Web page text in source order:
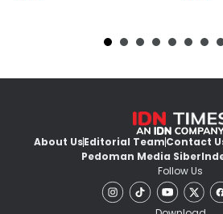
About UsEditorial TeamContact
Pedoman Media Siber
Follow Us